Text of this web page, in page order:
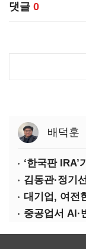
댓글 0
배덕훈